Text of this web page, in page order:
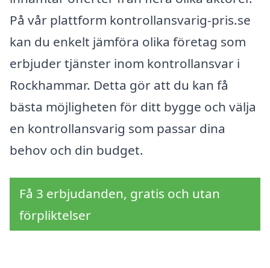
På vår plattform kontrollansvarig-pris.se
kan du enkelt jämföra olika företag som
erbjuder tjänster inom kontrollansvar i
Rockhammar. Detta gör att du kan få
bästa möjligheten för ditt bygge och välja
en kontrollansvarig som passar dina
behov och din budget.
Få 3 erbjudanden, gratis och utan
förpliktelser